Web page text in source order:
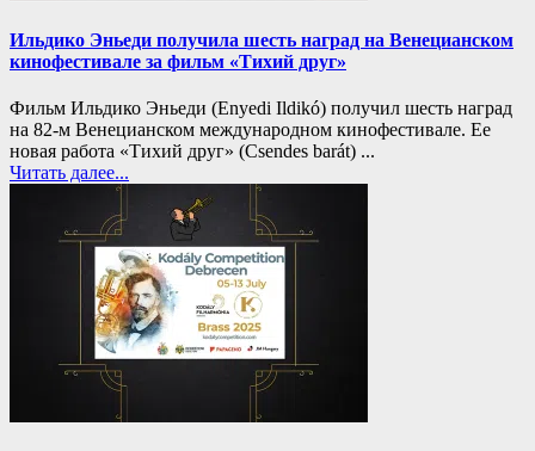
Ильдико Эньеди получила шесть наград на Венецианском
кинофестивале за фильм «Тихий друг»
Фильм Ильдико Эньеди (Enyedi Ildikó) получил шесть наград
на 82-м Венецианском международном кинофестивале. Ее
новая работа «Тихий друг» (Csendes barát) ...
Читать далее...